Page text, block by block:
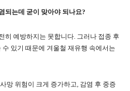
되는데 굳이 맞아야 되나요?
히 예방하지는 못합니다. 그러나 접종 후
있기 때문에 겨울철 재유행 속에서는
망 위험이 크게 증가하고, 감염 후 중증